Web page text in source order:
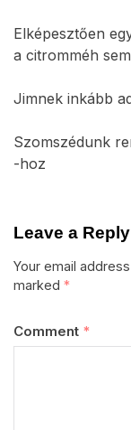
Elképesztően
a citromméh
Jimnek inkább
Szomszédunk
-hoz
Leave a Reply
Your email
marked *
Comment *